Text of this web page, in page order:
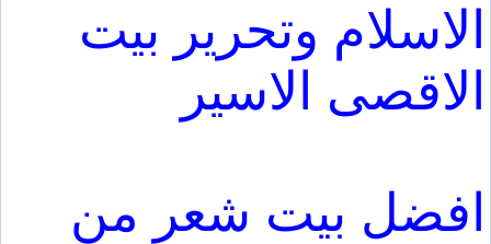
الاسلام وتحرير بيت
الاقصى الاسير
افضل بيت شعر من